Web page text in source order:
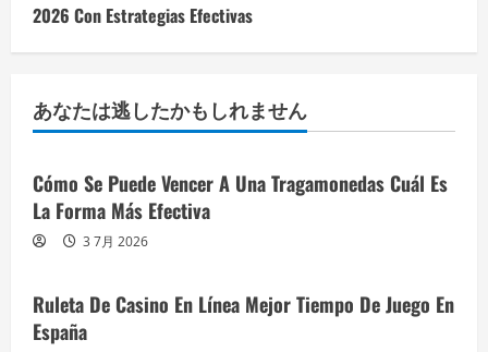
2026 Con Estrategias Efectivas
あなたは逃したかもしれません
Cómo Se Puede Vencer A Una Tragamonedas Cuál Es
La Forma Más Efectiva
3 7月 2026
Ruleta De Casino En Línea Mejor Tiempo De Juego En
España